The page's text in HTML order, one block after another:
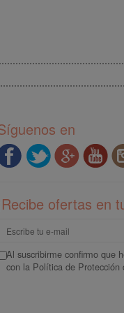
en
ofertas en
Al suscribirme confirmo que
con la Política de Protección